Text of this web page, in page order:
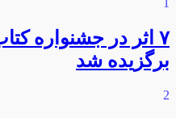
۷ اثر در جشنواره
برگزیده شد
2